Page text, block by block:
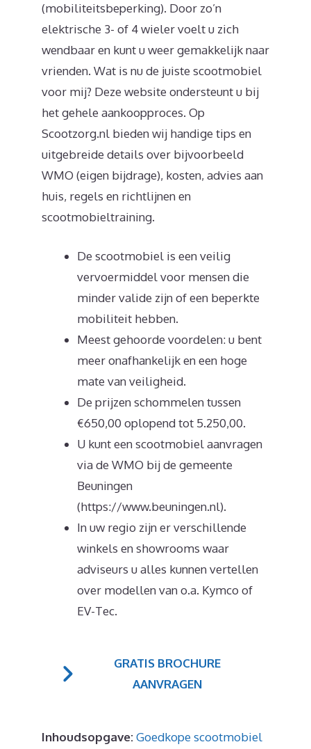
(mobiliteitsbeperking). Door zo’n
elektrische 3- of 4 wieler voelt u zich
wendbaar en kunt u weer gemakkelijk naar
vrienden. Wat is nu de juiste scootmobiel
voor mij? Deze website ondersteunt u bij
het gehele aankoopproces. Op
Scootzorg.nl bieden wij handige tips en
uitgebreide details over bijvoorbeeld
WMO (eigen bijdrage), kosten, advies aan
huis, regels en richtlijnen en
scootmobieltraining.
De scootmobiel is een veilig
vervoermiddel voor mensen die
minder valide zijn of een beperkte
mobiliteit hebben.
Meest gehoorde voordelen: u bent
meer onafhankelijk en een hoge
mate van veiligheid.
De prijzen schommelen tussen
€650,00 oplopend tot 5.250,00.
U kunt een scootmobiel aanvragen
via de WMO bij de gemeente
Beuningen
(https://www.beuningen.nl).
In uw regio zijn er verschillende
winkels en showrooms waar
adviseurs u alles kunnen vertellen
over modellen van o.a. Kymco of
EV-Tec.
GRATIS BROCHURE
AANVRAGEN
Inhoudsopgave:Goedkope scootmobiel